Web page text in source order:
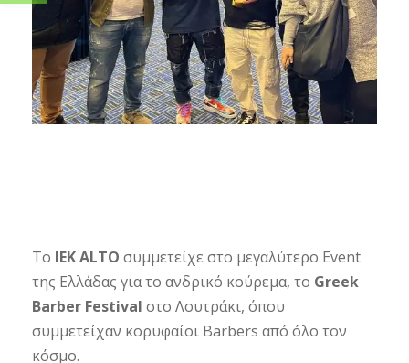
To IEK ALTO συμμετείχε στο μεγαλύτερο Event
της Ελλάδας για το ανδρικό κούρεμα, το Greek
Barber Festival στο Λουτράκι, όπου
συμμετείχαν κορυφαίοι Barbers από όλο τον
κόσμο.